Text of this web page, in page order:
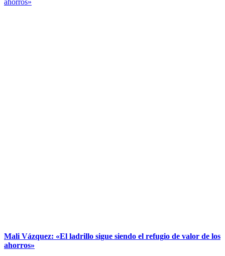
Mali Vázquez: «El ladrillo sigue siendo el refugio de valor de los
ahorros»